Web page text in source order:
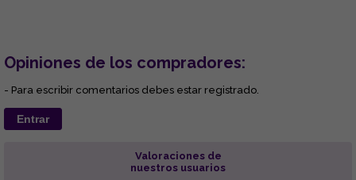
Opiniones de los compradores:
- Para escribir comentarios debes estar registrado.
Entrar
Valoraciones de
nuestros usuarios